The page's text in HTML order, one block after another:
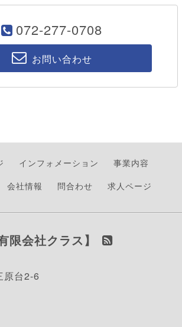
072-277-0708
お問い合わせ
インフォメーション
事業内容
会社情報 問合わせ 求人ページ
会社クラス】
原台2-6